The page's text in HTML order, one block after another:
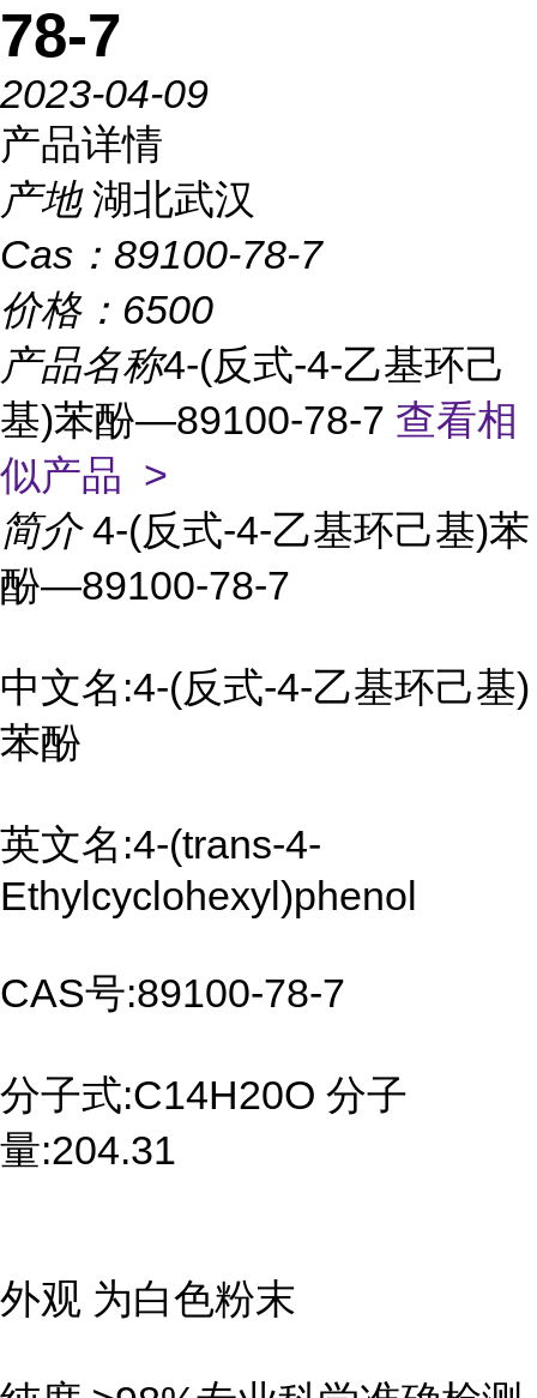
78-7
2023-04-09
产品详情
产地 湖北武汉
Cas： 89100-78-7
价格： 6500
产品名称4-(反式-4-乙基环己
基)苯酚—89100-78-7 查看相
似产品 >
简介 4-(反式-4-乙基环己基)苯
酚—89100-78-7
中文名:4-(反式-4-乙基环己基)
苯酚
英文名:4-(trans-4-
Ethylcyclohexyl)phenol
CAS号:89100-78-7
分子式:C14H20O 分子
量:204.31
外观 为白色粉末